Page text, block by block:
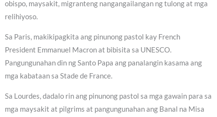
obispo, maysakit, migranteng nangangailangan ng tulong at mga
relihiyoso.
Sa Paris, makikipagkita ang pinunong pastol kay French
President Emmanuel Macron at bibisita sa UNESCO.
Pangungunahan din ng Santo Papa ang panalangin kasama ang
mga kabataan sa Stade de France.
Sa Lourdes, dadalo rin ang pinunong pastol sa mga gawain para sa
mga maysakit at pilgrims at pangungunahan ang Banal na Misa